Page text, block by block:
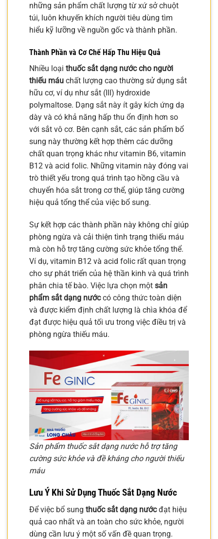
những sản phẩm chất lượng từ xứ sở chuột
túi, luôn khuyến khích người tiêu dùng tìm
hiểu kỹ lưỡng về nguồn gốc và thành phần.
Thành Phần và Cơ Chế Hấp Thu Hiệu Quả
Nhiều loại thuốc sắt dạng nước cho người
thiếu máu chất lượng cao thường sử dụng sắt
hữu cơ, ví dụ như sắt (III) hydroxide
polymaltose. Dạng sắt này ít gây kích ứng dạ
dày và có khả năng hấp thu ổn định hơn so
với sắt vô cơ. Bên cạnh sắt, các sản phẩm bổ
sung này thường kết hợp thêm các dưỡng
chất quan trọng khác như vitamin B6, vitamin
B12 và acid folic. Những vitamin này đóng vai
trò thiết yếu trong quá trình tạo hồng cầu và
chuyển hóa sắt trong cơ thể, giúp tăng cường
hiệu quả tổng thể của việc bổ sung.
Sự kết hợp các thành phần này không chỉ giúp
phòng ngừa và cải thiện tình trạng thiếu máu
mà còn hỗ trợ tăng cường sức khỏe tổng thể.
Ví dụ, vitamin B12 và acid folic rất quan trọng
cho sự phát triển của hệ thần kinh và quá trình
phân chia tế bào. Việc lựa chọn một sản
phẩm sắt dạng nướccó công thức toàn diện
và được kiểm định chất lượng là chìa khóa để
đạt được hiệu quả tối ưu trong việc điều trị và
phòng ngừa thiếu máu.
Sản phẩm thuốc sắt dạng nước hỗ trợ tăng
cường sức khỏe và đề kháng cho người thiếu
máu
Lưu Ý Khi Sử Dụng Thuốc Sắt Dạng Nước
Để việc bổ sung thuốc sắt dạng nướcđạt hiệu
quả cao nhất và an toàn cho sức khỏe, người
dùng cần lưu ý một số vấn đề quan trọng.